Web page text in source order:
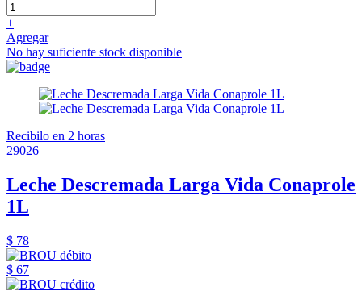
+
Agregar
No hay suficiente stock disponible
Recibilo en 2 horas
29026
Leche Descremada Larga Vida Conaprole
1L
$ 78
$ 67